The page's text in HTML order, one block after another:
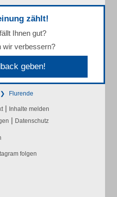
zählt!
Ihnen gut?
wir verbessern?
geben!
Flurende
| Inhalte melden
| Datenschutz
folgen